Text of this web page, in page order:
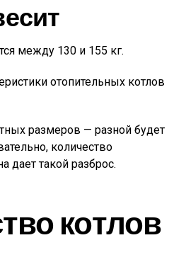
между 130 и 155 кг.
размеров — разной будет
количество
дает такой разброс.
котлов